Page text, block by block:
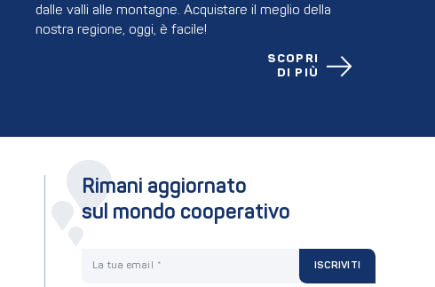
dalle valli alle montagne. Acquistare il meglio della
nostra regione, oggi, è facile!
SCOPRI
DI PIÙ
Rimani aggiornato
sul mondo cooperativo
ISCRIVITI